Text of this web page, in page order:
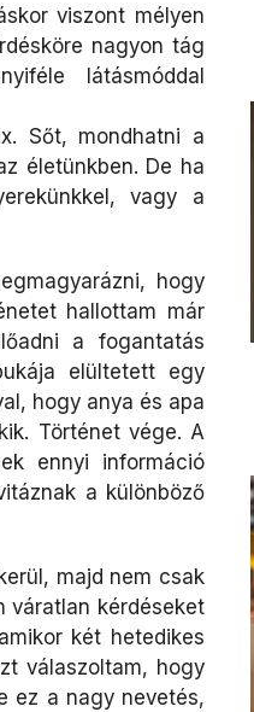
viszont mélyen
nagyon tág
látásmóddal
Sőt, mondhatni a
életünkben. De ha
vagy a
hogy
hallottam már
a fogantatás
elültetett egy
hogy anya és apa
Történet vége. A
ennyi információ
a különböző
majd nem csak
váratlan kérdéseket
két hetedikes
válaszoltam, hogy
ez a nagy nevetés,